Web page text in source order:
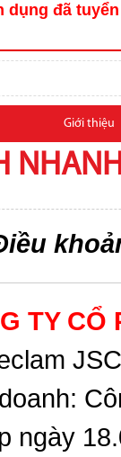
dụng đã
Giới thiệu
TY CỔ
ngày